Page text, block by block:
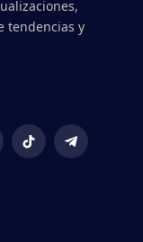
tendencias y
TikTok Telegram